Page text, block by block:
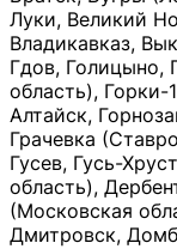
Луки, Великий
Владикавказ,
Гдов, Голицыно,
область),
Алтайск,
Грачевка
Гусев, Гусь-
область),
(Московская
Дмитровск,